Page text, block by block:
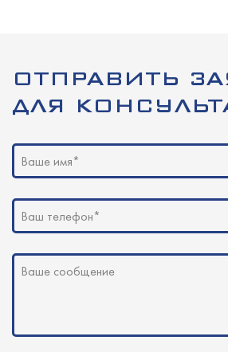
Для
ОТПРАВИТЬ
ДЛЯ
Ваше имя*
Ваш телефон*
Ваше сообщение